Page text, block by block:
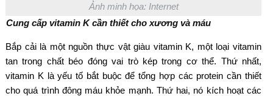
Ảnh minh họa: Internet
Cung cấp vitamin K cần thiết cho xương và máu
Bắp cải là một nguồn thực vật giàu vitamin K, một loại vitamin
tan trong chất béo đóng vai trò kép trong cơ thể. Thứ nhất,
vitamin K là yếu tố bắt buộc để tổng hợp các protein cần thiết
cho quá trình đông máu khỏe mạnh. Thứ hai, nó kích hoạt các